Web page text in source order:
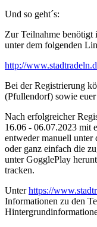
Und so geht´s:
Zur Teilnahme benötigt
unter dem folgenden
http://
Bei der Registrierung
(Pfullendorf) sowie
Nach erfolgreicher
16.06 - 06.07.2023 mit
entweder manuell
oder ganz einfach die
unter GogglePlay
tracken.
Unterhttps://
Informationen zu den